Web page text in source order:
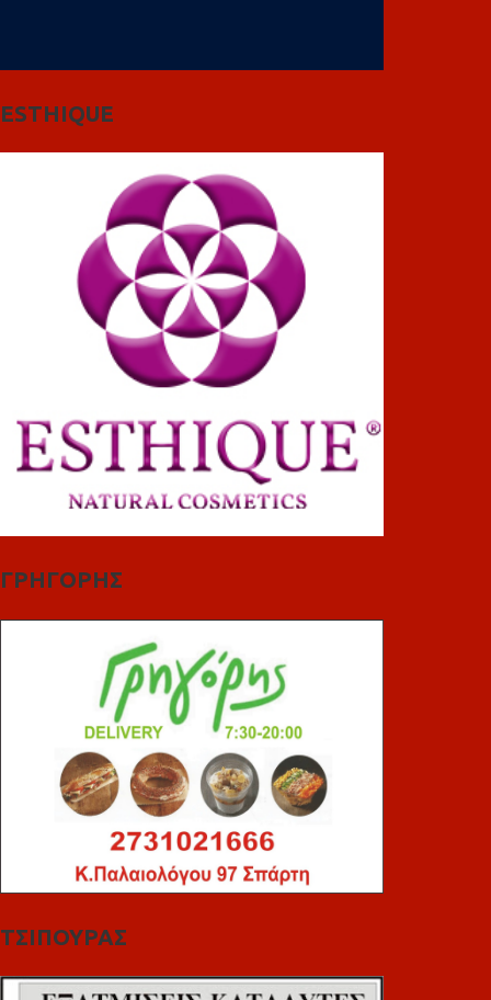
ESTHIQUE
ΓΡΗΓΟΡΗΣ
ΤΣΙΠΟΥΡΑΣ